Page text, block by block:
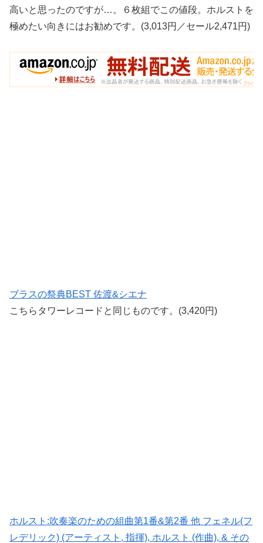
高いと思ったのですが…。６枚組でこの値段。ホルストを
極めたい向きにはお勧めです。(3,013円／セール2,471円)
ブラスの祭典BEST 佐渡&シエナ
こちらタワーレコードと同じものです。(3,420円)
ホルスト:吹奏楽のための組曲第1番&第2番 他 フェネル(フ
レデリック) (アーティスト, 指揮), ホルスト (作曲), & その